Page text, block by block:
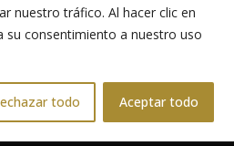
nuestro tráfico. Al hacer clic en
su consentimiento a nuestro uso
todo Aceptar todo